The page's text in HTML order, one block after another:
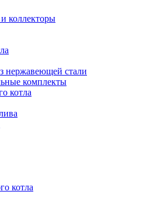
коллекторы
нержавеющей стали
комплекты
котла
котла